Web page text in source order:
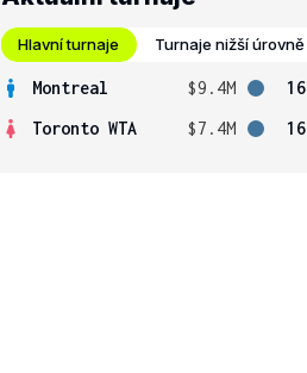
Hlavní turnaje Turnaje nižší úrovně
Montreal $9.4M
16
Toronto WTA
$7.4M 16